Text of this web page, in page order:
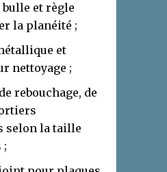
bulle et règle
la planéité ;
et
nettoyage ;
rebouchage, de
selon la taille
;